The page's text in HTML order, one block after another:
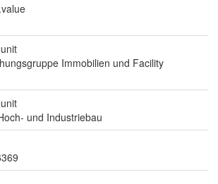
Immobilien und Facility
und Industriebau